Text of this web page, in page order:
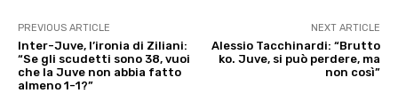
PREVIOUS ARTICLE
Inter-Juve, l’ironia di Ziliani:
“Se gli scudetti sono 38, vuoi
che la Juve non abbia fatto
almeno 1-1?”
NEXT ARTICLE
Alessio Tacchinardi: “Brutto
ko. Juve, si può perdere, ma
non così”